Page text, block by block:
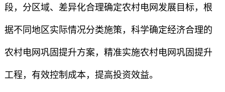
段，分区域、差异化合理确定农村电网发展目标，根
据不同地区实际情况分类施策，科学确定经济合理的
农村电网巩固提升方案，精准实施农村电网巩固提升
工程，有效控制成本，提高投资效益。